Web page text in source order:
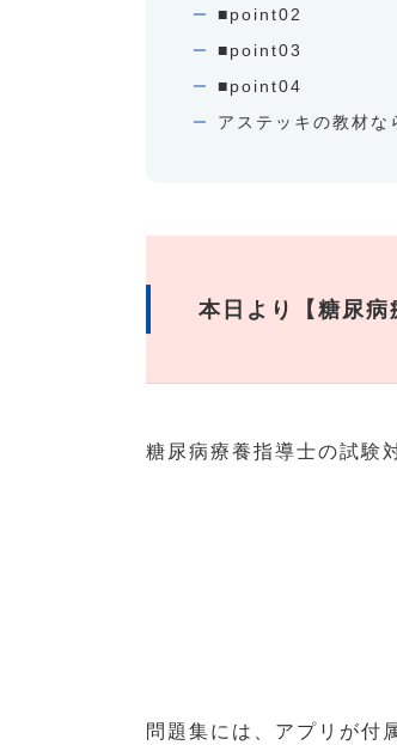
■point02
■point03
■point04
アステッキの教材な
本日より【糖尿病
糖尿病療養指導士の試験
問題集には、アプリが付